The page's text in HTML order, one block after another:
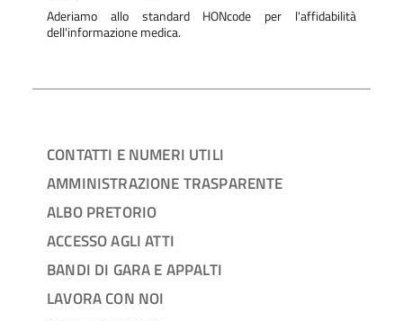
Aderiamo allo standard HONcode per l'affidabilità
dell'informazione medica.
CONTATTI E NUMERI UTILI
AMMINISTRAZIONE TRASPARENTE
ALBO PRETORIO
ACCESSO AGLI ATTI
BANDI DI GARA E APPALTI
LAVORA CON NOI